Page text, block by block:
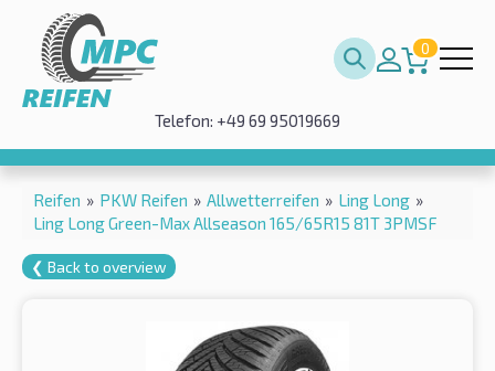
0
Telefon: +49 69 95019669
Reifen » PKW Reifen » Allwetterreifen » Ling Long »
Ling Long Green-Max Allseason 165/65R15 81T 3PMSF
❮ Back to overview